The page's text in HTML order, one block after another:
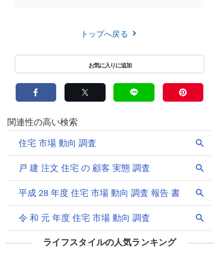
トップへ戻る
ライフスタイルの人気ランキング